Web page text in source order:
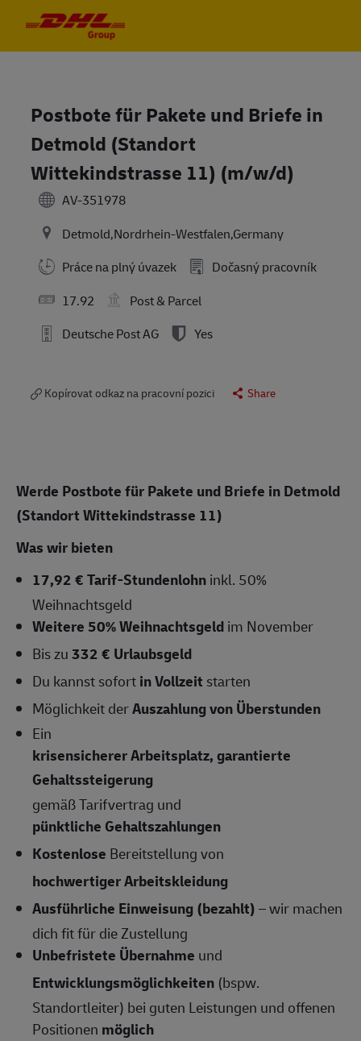
Postbote für Pakete und Briefe in
Detmold (Standort
Wittekindstrasse 11) (m/w/d)
AV-351978
Detmold,Nordrhein-Westfalen,Germany
Práce na plný úvazek
Dočasný pracovník
17.92
Post & Parcel
Deutsche Post AG
Yes
Kopírovat odkaz na pracovní pozici Share
Werde Postbote für Pakete und Briefe inDetmold
(Standort Wittekindstrasse 11)
Was wir bieten
17,92 € Tarif-Stundenlohninkl. 50%
Weihnachtsgeld
Weitere 50% Weihnachtsgeldim November
Bis zu332 € Urlaubsgeld
Du kannst sofortin Vollzeit starten
Möglichkeit derAuszahlung von Überstunden
Ein
krisensicherer Arbeitsplatz, garantierte
Gehaltssteigerung
gemäß Tarifvertrag und
pünktliche Gehaltszahlungen
Kostenlose Bereitstellung von
hochwertiger Arbeitskleidung
Ausführliche Einweisung (bezahlt)– wir machen
dich fit für die Zustellung
Unbefristete Übernahme und
Entwicklungsmöglichkeiten (bspw.
Standortleiter) bei guten Leistungen und offenen
Positionen möglich